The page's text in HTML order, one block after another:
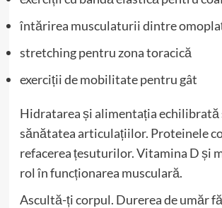
întărirea musculaturii dintre
stretching pentru zona toracică
exerciții de mobilitate pentru gât
Hidratarea și alimentația echilibrată
sănătatea articulațiilor. Proteinele
refacerea țesuturilor. Vitamina D și
rol în funcționarea musculară.
Ascultă-ți corpul. Durerea de umăr